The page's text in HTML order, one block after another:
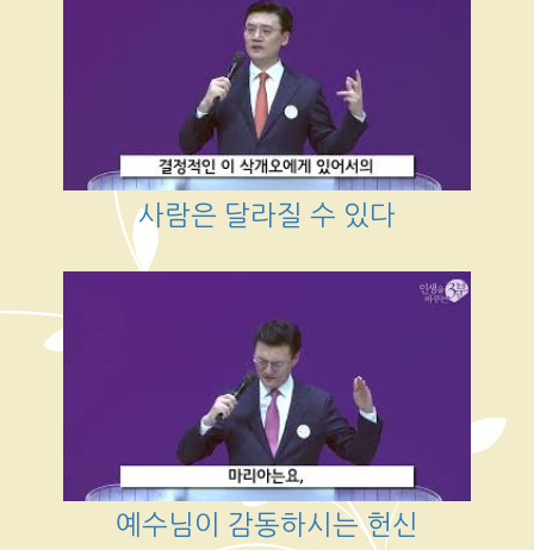
사람은 달라질 수 있다
예수님이 감동하시는 헌신